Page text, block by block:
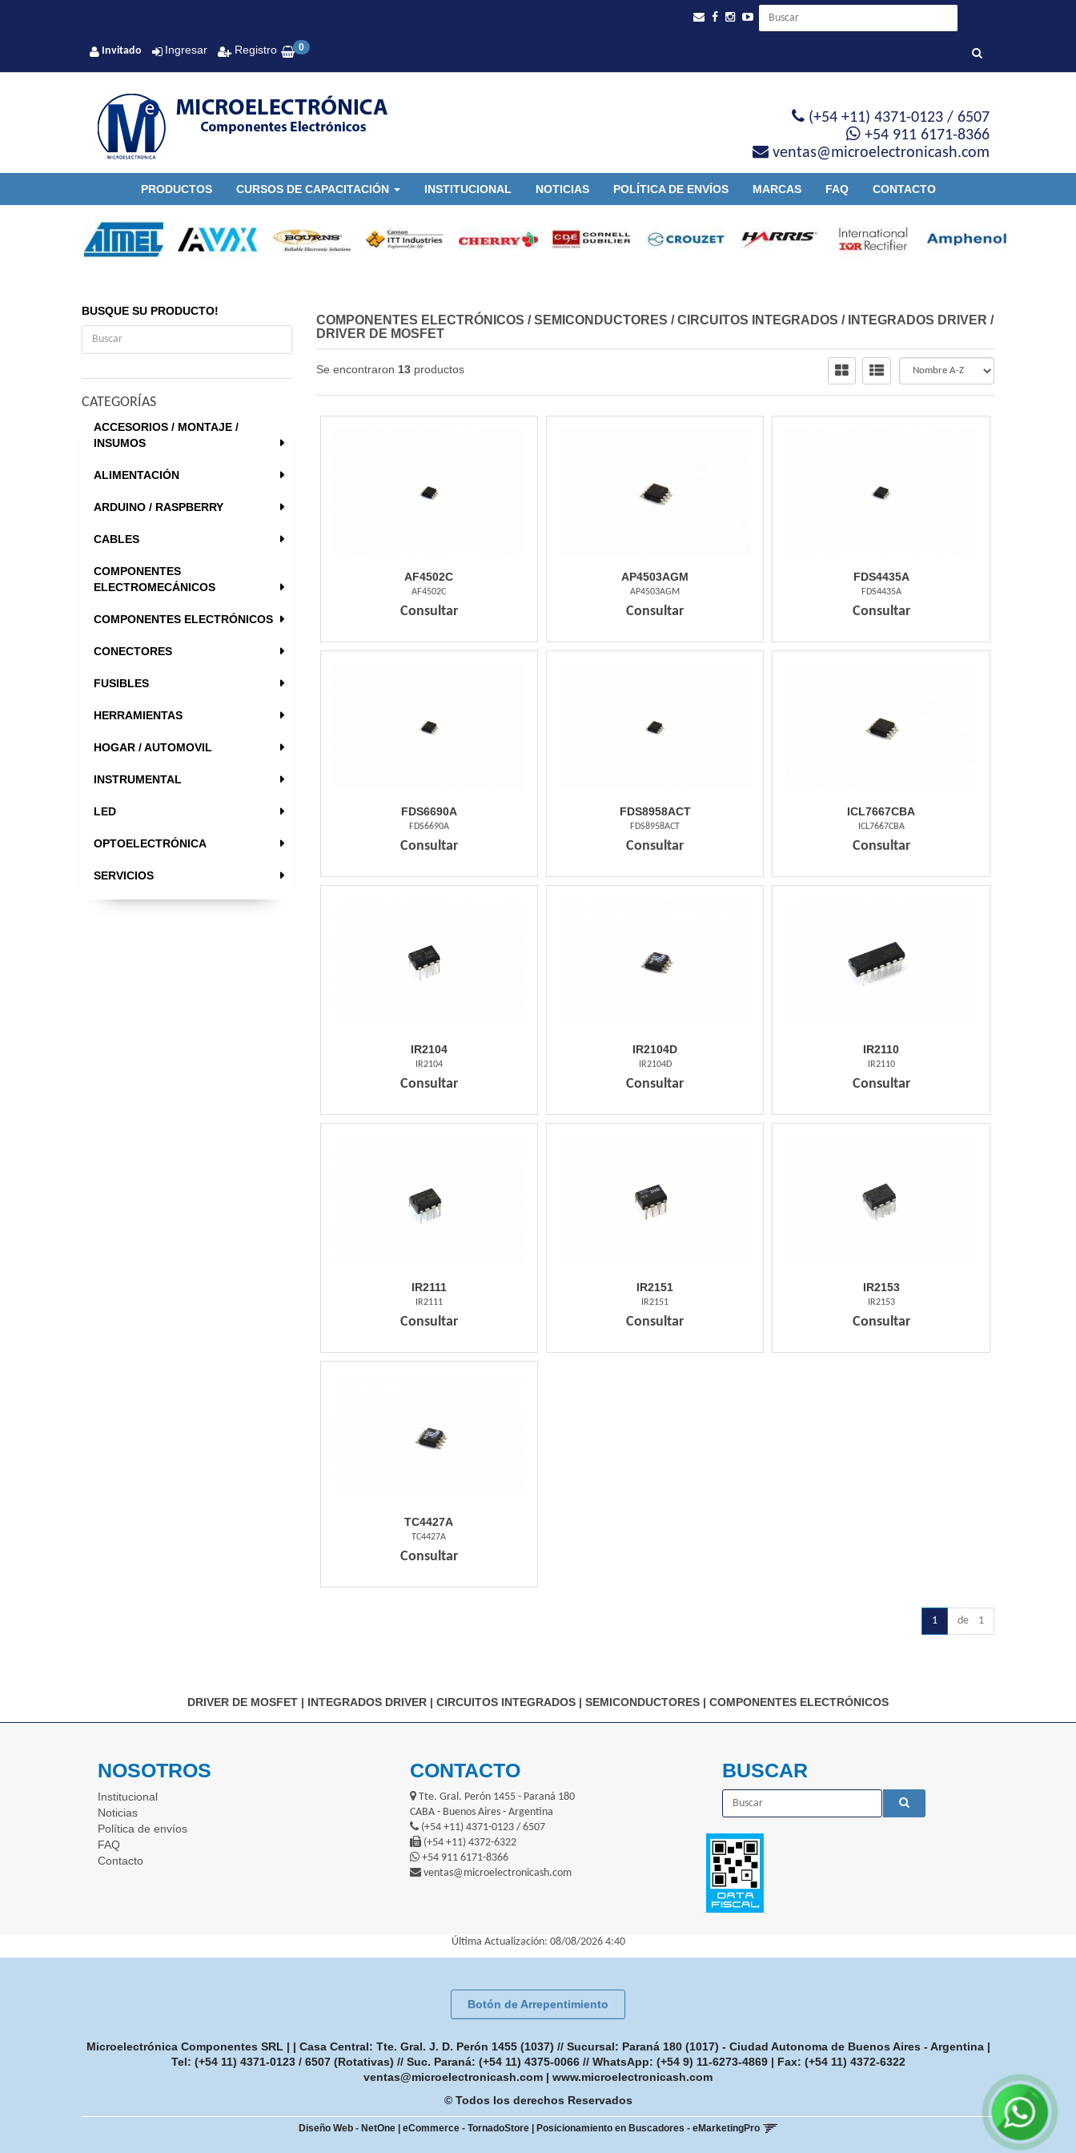
Invitado Ingresar Registro 0
PRODUCTOS CURSOS DE CAPACITACIÓN INSTITUCIONAL NOTICIAS POLÍTICA DE ENVÍOS MARCAS FAQ CONTACTO
(+54 +11) 4371-0123 / 6507
+54 911 6171-8366
ventas@microelectronicash.com
BUSQUE SU PRODUCTO!
CATEGORÍAS
ACCESORIOS / MONTAJE /
INSUMOS
ALIMENTACIÓN
ARDUINO / RASPBERRY
CABLES
COMPONENTES
ELECTROMECÁNICOS
COMPONENTES ELECTRÓNICOS
CONECTORES
FUSIBLES
HERRAMIENTAS
HOGAR / AUTOMOVIL
INSTRUMENTAL
LED
OPTOELECTRÓNICA
SERVICIOS
COMPONENTES ELECTRÓNICOS /SEMICONDUCTORES /CIRCUITOS INTEGRADOS / INTEGRADOS DRIVER /
DRIVER DE MOSFET
Se encontraron 13 productos
AF4502C
AF4502C
Consultar
AP4503AGM
AP4503AGM
Consultar
FDS4435A
FDS4435A
Consultar
FDS6690A
FDS6690A
Consultar
FDS8958ACT
FDS8958ACT
Consultar
ICL7667CBA
ICL7667CBA
Consultar
IR2104
IR2104
Consultar
IR2104D
IR2104D
Consultar
IR2110
IR2110
Consultar
IR2111
IR2111
Consultar
IR2151
IR2151
Consultar
IR2153
IR2153
Consultar
TC4427A
TC4427A
Consultar
1 de 1
DRIVER DE MOSFET | INTEGRADOS DRIVER | CIRCUITOS INTEGRADOS | SEMICONDUCTORES | COMPONENTES ELECTRÓNICOS
NOSOTROS
Institucional
Noticias
Política de envíos
FAQ
Contacto
CONTACTO
Tte. Gral. Perón 1455 - Paraná 180
CABA - Buenos Aires - Argentina
(+54 +11) 4371-0123 / 6507
(+54 +11) 4372-6322
+54 911 6171-8366
ventas@microelectronicash.com
BUSCAR
Última Actualización: 08/08/2026 4:40
Botón de Arrepentimiento
Microelectrónica Componentes SRL | | Casa Central: Tte. Gral. J. D. Perón 1455 (1037) // Sucursal: Paraná 180 (1017) - Ciudad Autonoma de Buenos Aires - Argentina |
Tel: (+54 11) 4371-0123 / 6507 (Rotativas) // Suc. Paraná: (+54 11) 4375-0066 // WhatsApp: (+54 9) 11-6273-4869| Fax: (+54 11) 4372-6322
ventas@microelectronicash.com | www.microelectronicash.com
© Todos los derechos Reservados
Diseño Web - NetOne | eCommerce - TornadoStore | Posicionamiento en Buscadores - eMarketingPro